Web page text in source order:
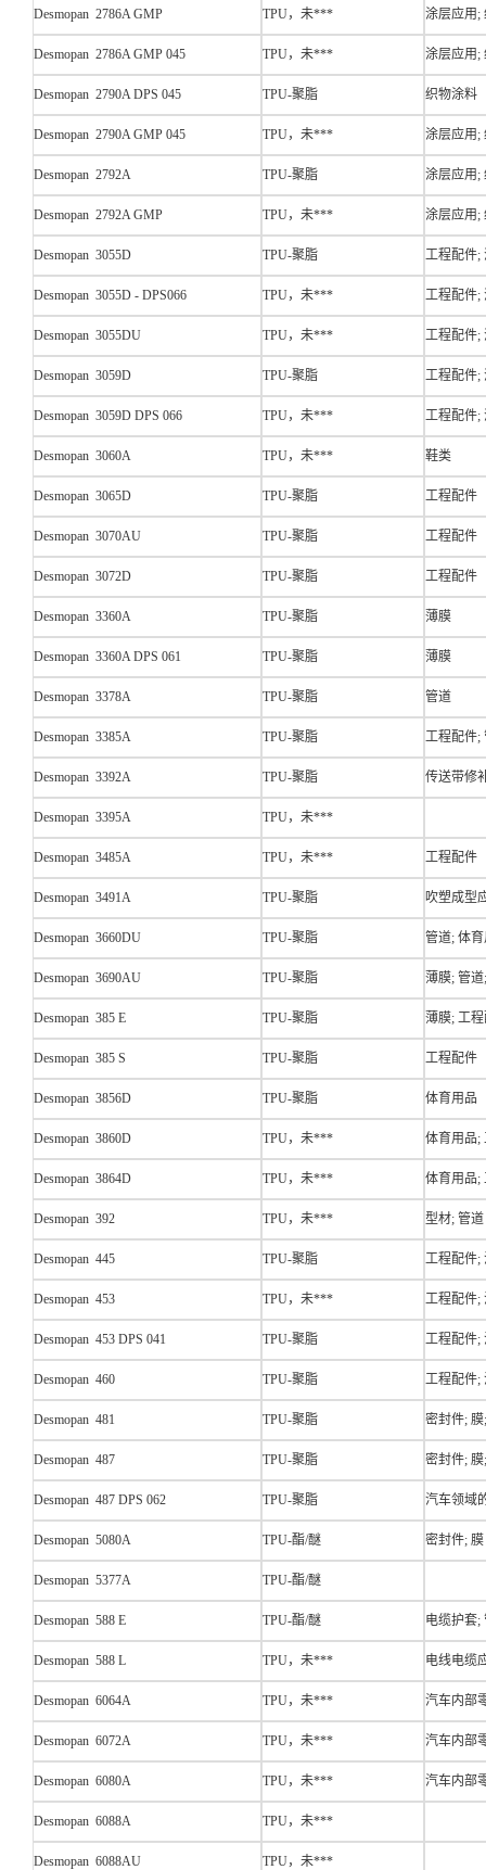
Desmopan 2786A GMP TPU，未*** 涂层应用;
Desmopan 2786A GMP 045 TPU，未*** 涂层应用;
Desmopan 2790A DPS 045 TPU-聚脂 织物涂料
Desmopan 2790A GMP 045 TPU，未*** 涂层应用;
Desmopan 2792A TPU-聚脂 涂层应用;
Desmopan 2792A GMP TPU，未*** 涂层应用;
Desmopan 3055D TPU-聚脂 工程配件;
Desmopan 3055D - DPS066 TPU，未*** 工程配件;
Desmopan 3055DU TPU，未*** 工程配件;
Desmopan 3059D TPU-聚脂 工程配件;
Desmopan 3059D DPS 066 TPU，未*** 工程配件;
Desmopan 3060A TPU，未*** 鞋类
Desmopan 3065D TPU-聚脂 工程配件
Desmopan 3070AU TPU-聚脂 工程配件
Desmopan 3072D TPU-聚脂 工程配件
Desmopan 3360A TPU-聚脂 薄膜
Desmopan 3360A DPS 061 TPU-聚脂 薄膜
Desmopan 3378A TPU-聚脂 管道
Desmopan 3385A TPU-聚脂 工程配件;
Desmopan 3392A TPU-聚脂 传送带修
Desmopan 3395A TPU，未***
Desmopan 3485A TPU，未*** 工程配件
Desmopan 3491A TPU-聚脂 吹塑成型
Desmopan 3660DU TPU-聚脂 管道; 体
Desmopan 3690AU TPU-聚脂 薄膜; 管
Desmopan 385 E TPU-聚脂 薄膜; 工
Desmopan 385 S TPU-聚脂 工程配件
Desmopan 3856D TPU-聚脂 体育用品
Desmopan 3860D TPU，未*** 体育用品;
Desmopan 3864D TPU，未*** 体育用品;
Desmopan 392 TPU，未*** 型材; 管道
Desmopan 445 TPU-聚脂 工程配件;
Desmopan 453 TPU，未*** 工程配件;
Desmopan 453 DPS 041 TPU-聚脂 工程配件;
Desmopan 460 TPU-聚脂 工程配件;
Desmopan 481 TPU-聚脂 密封件;
Desmopan 487 TPU-聚脂 密封件;
Desmopan 487 DPS 062 TPU-聚脂 汽车领域
Desmopan 5080A TPU-酯/醚 密封件; 膜
Desmopan 5377A TPU-酯/醚
Desmopan 588 E TPU-酯/醚 电缆护套;
Desmopan 588 L TPU，未*** 电线电缆
Desmopan 6064A TPU，未*** 汽车内部
Desmopan 6072A TPU，未*** 汽车内部
Desmopan 6080A TPU，未*** 汽车内部
Desmopan 6088A TPU，未***
Desmopan 6088AU TPU，未***